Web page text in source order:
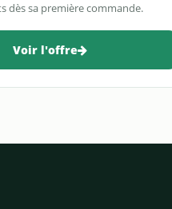
dès sa première commande.
Voir l'offre